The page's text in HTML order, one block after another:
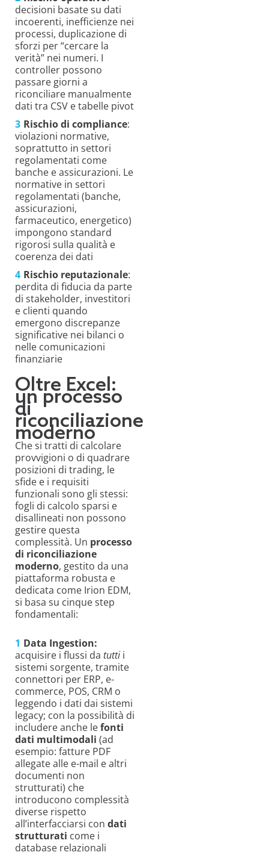
decisioni basate su dati
incoerenti, inefficienze nei
processi, duplicazione di
sforzi per “cercare la
verità” nei numeri. I
controller possono
passare giorni a
riconciliare manualmente
dati tra CSV e tabelle pivot
Rischio di compliance:
violazioni normative,
soprattutto in settori
regolamentati come
banche e assicurazioni. Le
normative in settori
regolamentati (banche,
assicurazioni,
farmaceutico, energetico)
impongono standard
rigorosi sulla qualità e
coerenza dei dati
Rischio reputazionale:
perdita di fiducia da parte
di stakeholder, investitori
e clienti quando
emergono discrepanze
significative nei bilanci o
nelle comunicazioni
finanziarie
Oltre Excel:
un processo
di
riconciliazione
moderno
Che si tratti di calcolare
provvigioni o di quadrare
posizioni di trading, le
sfide e i requisiti
funzionali sono gli stessi:
fogli di calcolo sparsi e
disallineati non possono
gestire questa
complessità. Un processo
di riconciliazione
moderno, gestito da una
piattaforma robusta e
dedicata come Irion EDM,
si basa su cinque step
fondamentali:
Data Ingestion:
acquisire i flussi da tutti i
sistemi sorgente, tramite
connettori per ERP, e-
commerce, POS, CRM o
leggendo i dati dai sistemi
legacy; con la possibilità di
includere anche lefonti
dati multimodali (ad
esempio: fatture PDF
allegate alle e-mail e altri
documenti non
strutturati) che
introducono complessità
diverse rispetto
all’interfacciarsi con dati
strutturati come i
database relazionali